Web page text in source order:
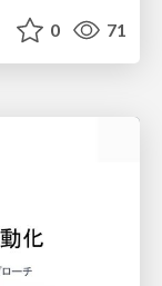
0 71